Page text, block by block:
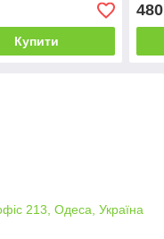
Купити
480
213, Одеса, Україна